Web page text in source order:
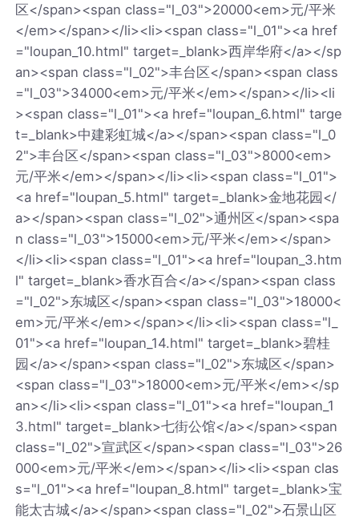
区</span><span class="l_03">20000<em>元/平米
</em></span></li><li><span class="l_01"><a href
="loupan_10.html" target=_blank>西岸华府</a></sp
an><span class="l_02">丰台区</span><span class
="l_03">34000<em>元/平米</em></span></li><li
><span class="l_01"><a href="loupan_6.html" targe
t=_blank>中建彩虹城</a></span><span class="l_0
2">丰台区</span><span class="l_03">8000<em>
元/平米</em></span></li><li><span class="l_01">
<a href="loupan_5.html" target=_blank>金地花园</
a></span><span class="l_02">通州区</span><spa
n class="l_03">15000<em>元/平米</em></span>
</li><li><span class="l_01"><a href="loupan_3.htm
l" target=_blank>香水百合</a></span><span class
="l_02">东城区</span><span class="l_03">18000<
em>元/平米</em></span></li><li><span class="l_
01"><a href="loupan_14.html" target=_blank>碧桂
园</a></span><span class="l_02">东城区</span>
<span class="l_03">18000<em>元/平米</em></sp
an></li><li><span class="l_01"><a href="loupan_1
3.html" target=_blank>七街公馆</a></span><span
class="l_02">宣武区</span><span class="l_03">26
000<em>元/平米</em></span></li><li><span clas
s="l_01"><a href="loupan_8.html" target=_blank>宝
能太古城</a></span><span class="l_02">石景山区